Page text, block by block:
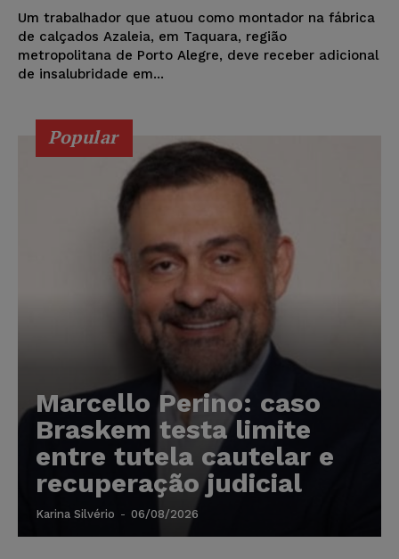
Um trabalhador que atuou como montador na fábrica
de calçados Azaleia, em Taquara, região
metropolitana de Porto Alegre, deve receber adicional
de insalubridade em...
Popular
Marcello Perino: caso
Braskem testa limite
entre tutela cautelar e
recuperação judicial
Karina Silvério - 06/08/2026